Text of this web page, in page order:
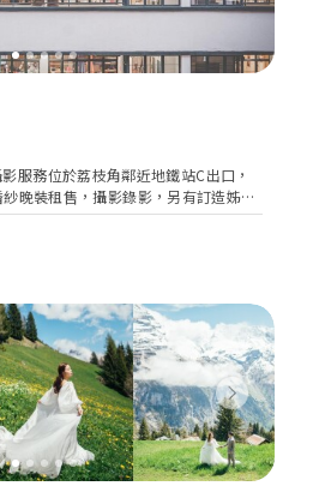
服務位於荔枝角鄰近地鐵站C出口，
晚裝租售，攝影錄影，另有訂造姊妹
都希望在大日子上，將最美麗的一面
業豐富的團隊，悉心為你們提供全方
Next